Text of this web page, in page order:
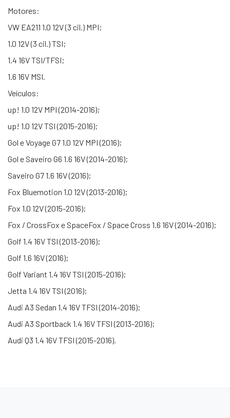
Motores:
VW EA211 1.0 12V (3 cil.) MPI;
1.0 12V (3 cil.) TSI;
1.4 16V TSI/TFSI;
1.6 16V MSI.
Veículos:
up! 1.0 12V MPI (2014-2016);
up! 1.0 12V TSI (2015-2016);
Gol e Voyage G7 1.0 12V MPI (2016);
Gol e Saveiro G6 1.6 16V (2014-2016);
Saveiro G7 1.6 16V (2016);
Fox Bluemotion 1.0 12V (2013-2016);
Fox 1.0 12V (2015-2016);
Fox / CrossFox e SpaceFox / Space Cross 1.6 16V (2014-2016);
Golf 1.4 16V TSI (2013-2016);
Golf 1.6 16V (2016);
Golf Variant 1.4 16V TSI (2015-2016);
Jetta 1.4 16V TSI (2016);
Audi A3 Sedan 1.4 16V TFSI (2014-2016);
Audi A3 Sportback 1.4 16V TFSI (2013-2016);
Audi Q3 1.4 16V TFSI (2015-2016).